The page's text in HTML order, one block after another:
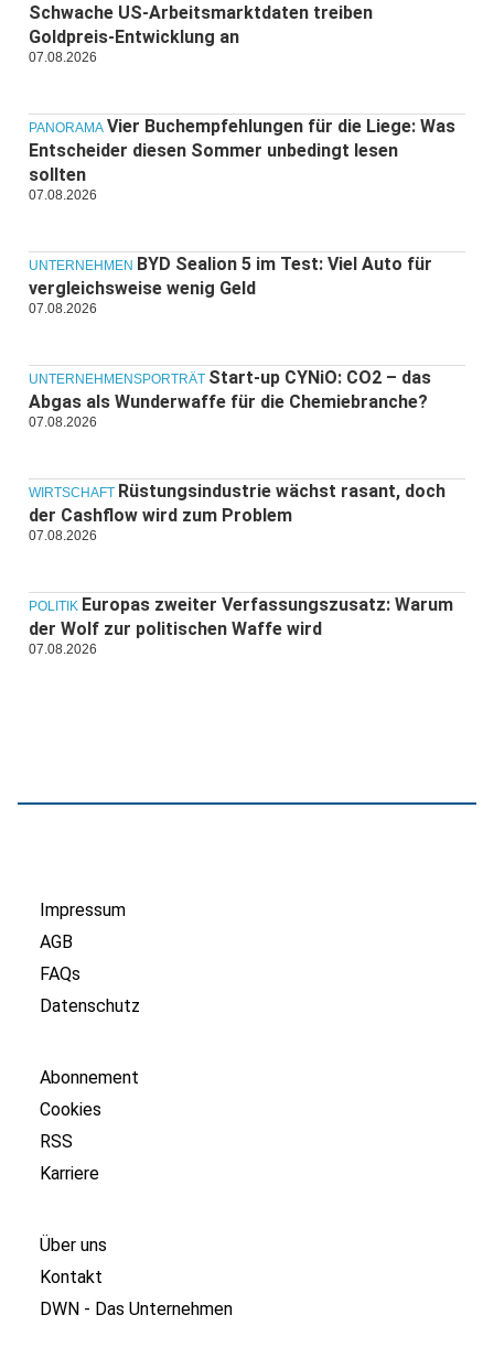
Schwache US-Arbeitsmarktdaten treiben
Goldpreis-Entwicklung an
07.08.2026
PANORAMA Vier Buchempfehlungen für die Liege: Was
Entscheider diesen Sommer unbedingt lesen
sollten
07.08.2026
UNTERNEHMEN BYD Sealion 5 im Test: Viel Auto für
vergleichsweise wenig Geld
07.08.2026
UNTERNEHMENSPORTRÄT Start-up CYNiO: CO2 – das
Abgas als Wunderwaffe für die Chemiebranche?
07.08.2026
WIRTSCHAFT Rüstungsindustrie wächst rasant, doch
der Cashflow wird zum Problem
07.08.2026
POLITIK Europas zweiter Verfassungszusatz: Warum
der Wolf zur politischen Waffe wird
07.08.2026
Impressum
AGB
FAQs
Datenschutz
Abonnement
Cookies
RSS
Karriere
Über uns
Kontakt
DWN - Das Unternehmen